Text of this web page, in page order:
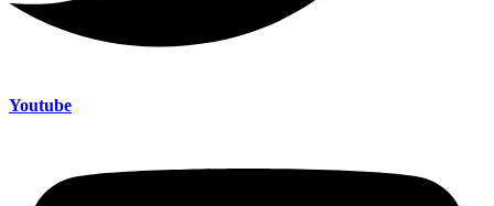
Youtube